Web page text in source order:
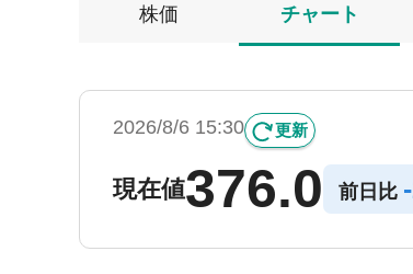
株価 チャート
2026/8/6 15:30 更新
現在値376.0 前日比 -